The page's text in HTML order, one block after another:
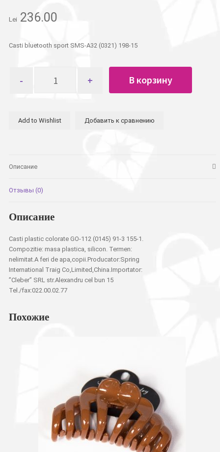
Lei 236.00
Casti bluetooth sport SMS-A32 (0321) 198-15
товара
SMS-
В корзину
Add to Wishlist Добавить к сравнению
Описание
Отзывы (0)
Описание
Casti plastic colorate GO-112 (0145) 91-3 155-1.
Compozitie: masa plastica, silicon. Termen:
nelimitat.A feri de apa,copii.Producator:Spring
International Traig Co,Limited,China.Importator:
”Cleber” SRL str.Alexandru cel bun 15
Tel./fax:022.00.02.77
Похожие